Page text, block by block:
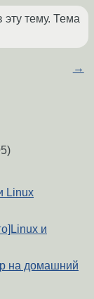
тему. Тема
→
Linux
и
на домашний